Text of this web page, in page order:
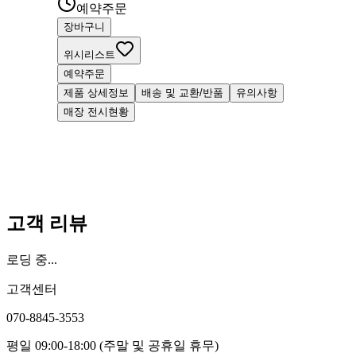
예약주문
장바구니
위시리스트
예약주문
제품 상세정보
배송 및 교환/반품
유의사항
매장 전시현황
고객 리뷰
로딩 중...
고객센터
070-8845-3553
평일 09:00-18:00 (주말 및 공휴일 휴무)